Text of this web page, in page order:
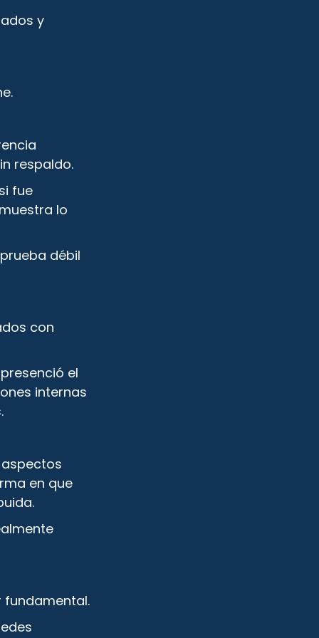
y
respaldo.
fue
lo
débil
con
el
internas
en que
fundamental.